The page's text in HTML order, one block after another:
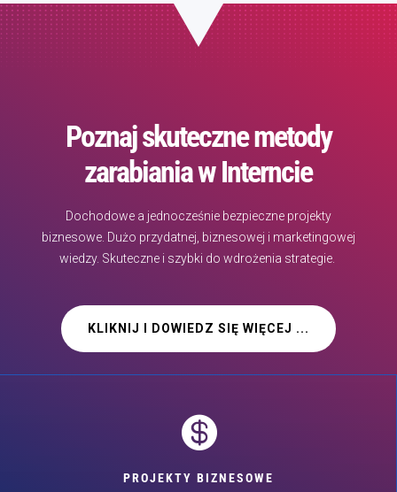
Poznaj skuteczne metody
zarabiania w Interncie
Dochodowe a jednocześnie bezpieczne projekty
biznesowe. Dużo przydatnej, biznesowej i marketingowej
wiedzy. Skuteczne i szybki do wdrożenia strategie.
KLIKNIJ I DOWIEDZ SIĘ WIĘCEJ ...

PROJEKTY BIZNESOWE